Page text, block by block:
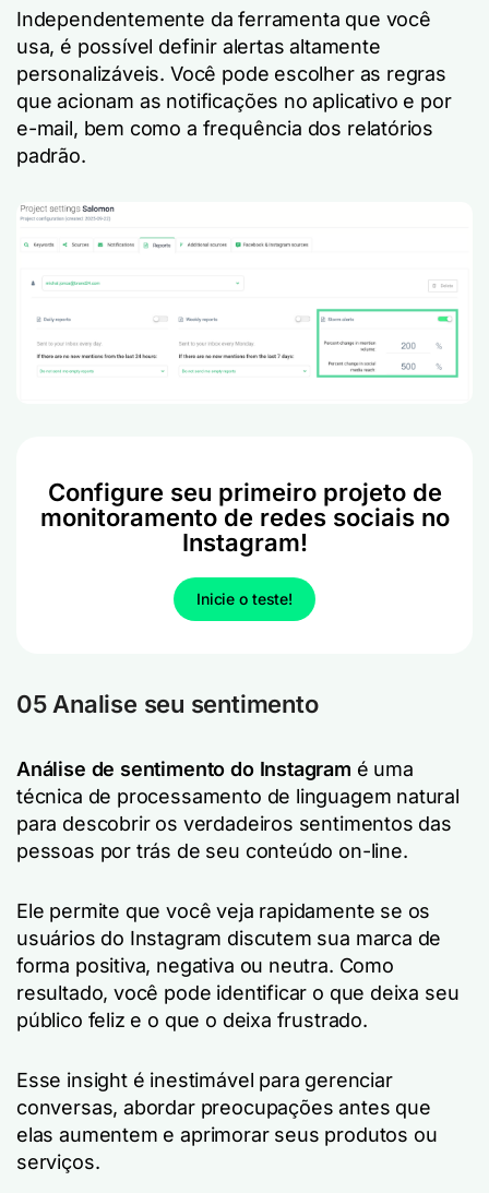
Independentemente da ferramenta que você
usa, é possível definir alertas altamente
personalizáveis. Você pode escolher as regras
que acionam as notificações no aplicativo e por
e-mail, bem como a frequência dos relatórios
padrão.
Configure seu primeiro projeto de
monitoramento de redes sociais no
Instagram!
Inicie o teste!
05 Analise seu sentimento
Análise de sentimento do Instagram é uma
técnica de processamento de linguagem natural
para descobrir os verdadeiros sentimentos das
pessoas por trás de seu conteúdo on-line.
Ele permite que você veja rapidamente se os
usuários do Instagram discutem sua marca de
forma positiva, negativa ou neutra. Como
resultado, você pode identificar o que deixa seu
público feliz e o que o deixa frustrado.
Esse insight é inestimável para gerenciar
conversas, abordar preocupações antes que
elas aumentem e aprimorar seus produtos ou
serviços.